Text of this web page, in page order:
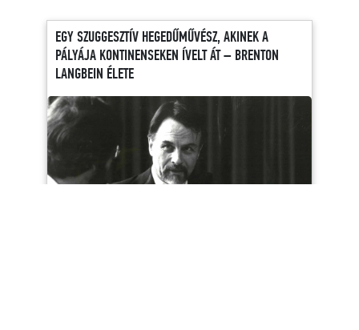
EGY SZUGGESZTÍV HEGEDŰMŰVÉSZ, AKINEK A
PÁLYÁJA KONTINENSEKEN ÍVELT ÁT – BRENTON
LANGBEIN ÉLETE